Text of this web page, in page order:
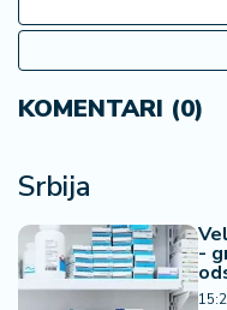
KOMENTARI (0)
Srbija
-